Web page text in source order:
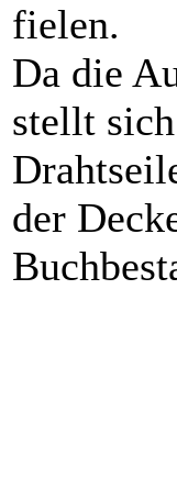
fielen.
Da die
stellt
der